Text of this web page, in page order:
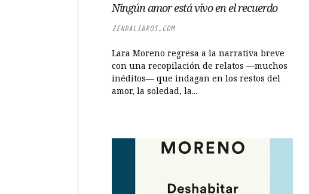
Ningún amor está vivo en el recuerdo
ZENDALIBROS.COM
Lara Moreno regresa a la narrativa breve
con una recopilación de relatos —muchos
inéditos— que indagan en los restos del
amor, la soledad, la...